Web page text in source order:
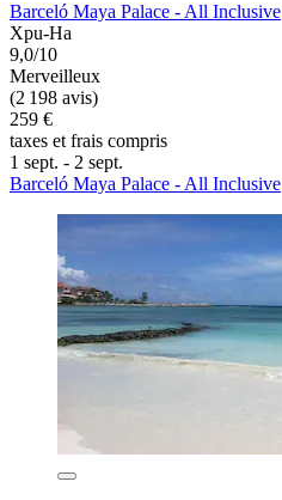
Barceló Maya Palace - All Inclusive
Xpu-Ha
9,0/10
Merveilleux
(2 198 avis)
259 €
taxes et frais compris
1 sept. - 2 sept.
Barceló Maya Palace - All Inclusive